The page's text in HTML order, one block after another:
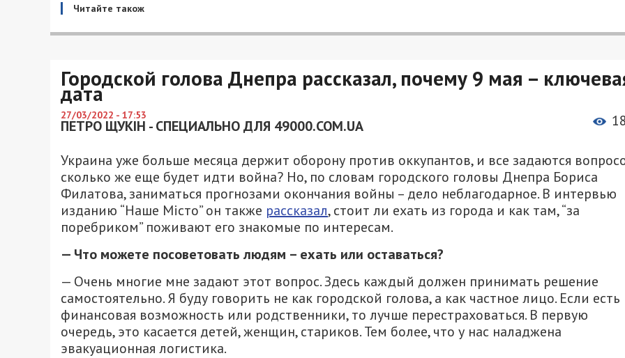
Читайте також
Городской голова Днепра рассказал, почему 9 мая –
дата
27/03/2022 - 17:53
ПЕТРО ЩУКІН - СПЕЦИАЛЬНО ДЛЯ 49000.COM.UA
Украина уже больше месяца держит оборону против оккупантов, и все задаются
сколько же еще будет идти война? Но, по словам городского головы Днепра Бориса
Филатова, заниматься прогнозами окончания войны – дело неблагодарное. В интервью
изданию “Наше Місто” он также рассказал, стоит ли ехать из города и как там, “за
поребриком” поживают его знакомые по интересам.
— Что можете посоветовать людям – ехать или оставаться?
— Очень многие мне задают этот вопрос. Здесь каждый должен принимать решение
самостоятельно. Я буду говорить не как городской голова, а как частное лицо. Если есть
финансовая возможность или родственники, то лучше перестраховаться. В первую
очередь, это касается детей, женщин, стариков. Тем более, что у нас наладжена
эвакуационная логистика.